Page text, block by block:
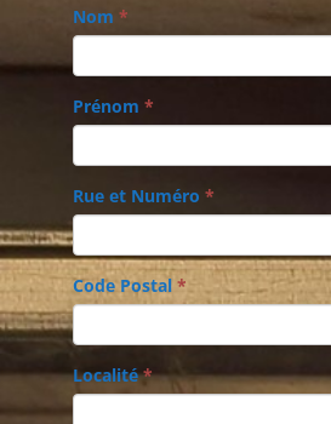
Nom *
Prénom *
Rue et Numéro *
Code Postal *
Localité*